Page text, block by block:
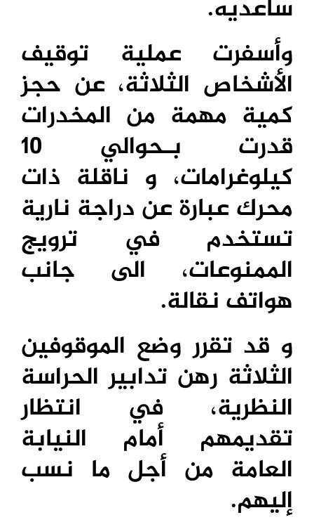
ساعديه.
وأسفرت عملية توقيف
الأشخاص الثلاثة، عن حجز
كمية مهمة من المخدرات
قدرت بـحوالي 10
كيلوغرامات، و ناقلة ذات
محرك عبارة عن دراجة نارية
تستخدم في ترويج
الممنوعات، الى جانب
هواتف نقالة.
و قد تقرر وضع الموقوفين
الثلاثة رهن تدابير الحراسة
النظرية، في انتظار
تقديمهم أمام النيابة
العامة من أجل ما نسب
إليهم.